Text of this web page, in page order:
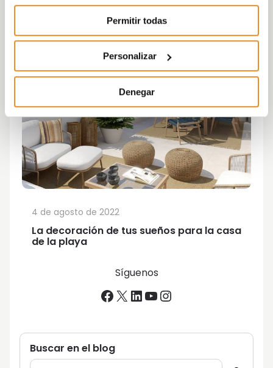
Permitir todas
Personalizar
Denegar
La decoración de tus sueños para la casa
de la playa
4 de agosto de 2022
Síguenos
Facebook
X LinkedIn
YouTube
Instagram
Buscar en el blog